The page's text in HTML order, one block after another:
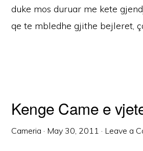
duke mos duruar me kete
qe te mbledhe gjithe bejleret,
Kenge Came e
Cameria · May 30, 2011 · Leave a